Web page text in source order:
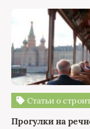
Статьи о
Прогулки на